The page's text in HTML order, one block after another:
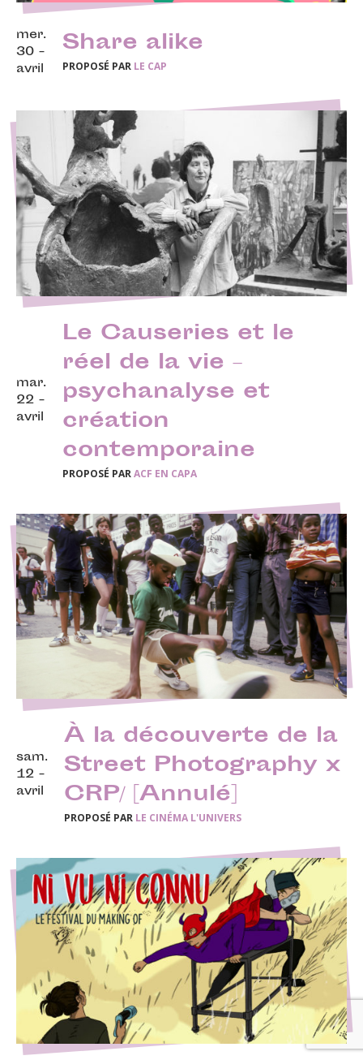
mer.
30 -
avril
Share alike
PROPOSÉ PAR LE CAP
mar.
22 -
avril
Le Causeries et le
réel de la vie –
psychanalyse et
création
contemporaine
PROPOSÉ PARACF EN CAPA
sam.
12 -
avril
À la découverte de la
Street Photography x
CRP/ [Annulé]
PROPOSÉ PAR LE CINÉMA L'UNIVERS